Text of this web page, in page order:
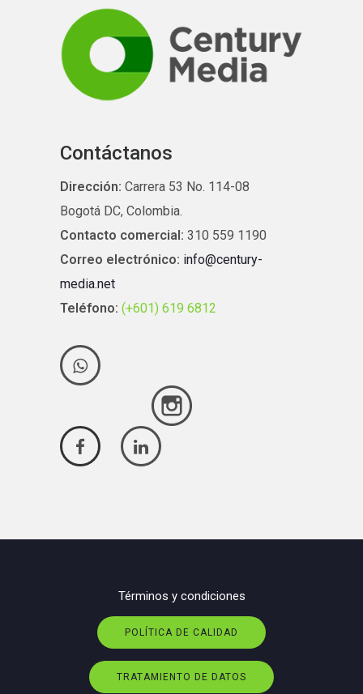
Contáctanos
Dirección: Carrera 53 No. 114-08
Bogotá DC, Colombia.
Contacto comercial: 310 559 1190
Correo electrónico: info@century-
media.net
Teléfono: (+601) 619 6812
Términos y condiciones
POLÍTICA DE CALIDAD
TRATAMIENTO DE DATOS